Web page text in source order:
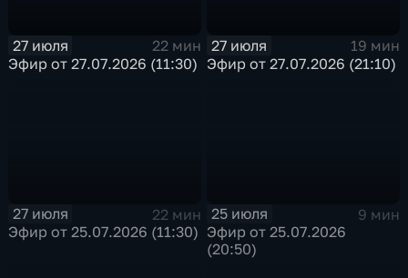
27 июля
22 мин
Эфир от 27.07.2026 (11:30)
27 июля
19 мин
Эфир от 27.07.2026 (21:10)
27 июля
22 мин
Эфир от 25.07.2026 (11:30)
25 июля
9 мин
Эфир от 25.07.2026
(20:50)